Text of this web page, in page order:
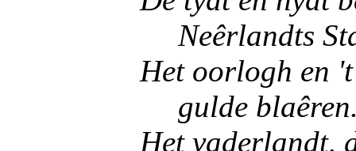
Neêrlandts
Het oorlogh en
gulde
Het vaderlandt,